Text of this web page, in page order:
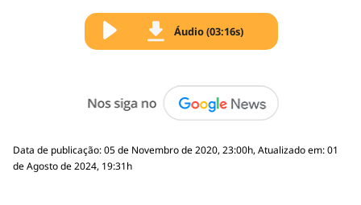
Áudio (03:16s)
Data de publicação: 05 de Novembro de 2020, 23:00h, Atualizado em: 01
de Agosto de 2024, 19:31h